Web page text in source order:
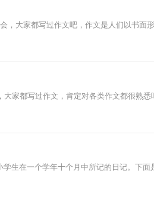
，大家都写过作文吧，作文是人们以书面
家都写过作文，肯定对各类作文都很熟悉
生在一个学年十个月中所记的日记。下面